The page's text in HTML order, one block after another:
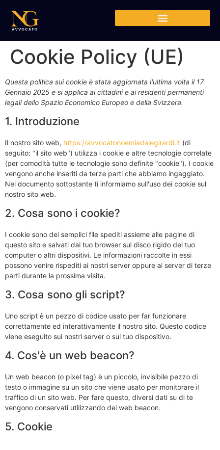
Cookie Policy (UE)
Questa politica sui cookie è stata aggiornata l'ultima volta il 17
Gennaio 2025 e si applica ai cittadini e ai residenti permanenti
legali dello Spazio Economico Europeo e della Svizzera.
1. Introduzione
Il nostro sito web, https://avvocatonoemiadelegirardi.it (di
seguito: "il sito web") utilizza i cookie e altre tecnologie correlate
(per comodità tutte le tecnologie sono definite "cookie"). I cookie
vengono anche inseriti da terze parti che abbiamo ingaggiato.
Nel documento sottostante ti informiamo sull'uso dei cookie sul
nostro sito web.
2. Cosa sono i cookie?
I cookie sono dei semplici file spediti assieme alle pagine di
questo sito e salvati dal tuo browser sul disco rigido del tuo
computer o altri dispositivi. Le informazioni raccolte in essi
possono venire rispediti ai nostri server oppure ai server di terze
parti durante la prossima visita.
3. Cosa sono gli script?
Uno script è un pezzo di codice usato per far funzionare
correttamente ed interattivamente il nostro sito. Questo codice
viene eseguito sui nostri server o sul tuo dispositivo.
4. Cos'è un web beacon?
Un web beacon (o pixel tag) è un piccolo, invisibile pezzo di
testo o immagine su un sito che viene usato per monitorare il
traffico di un sito web. Per fare questo, diversi dati su di te
vengono conservati utilizzando dei web beacon.
5. Cookie